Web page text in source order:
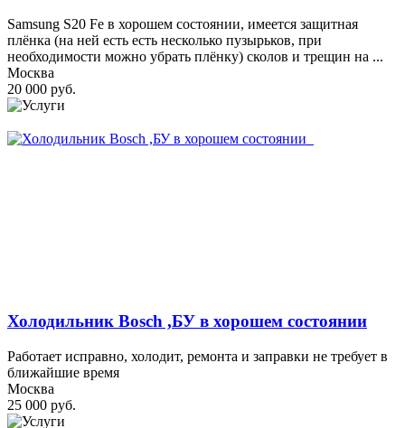
Samsung S20 Fe в хорошем состоянии, имеется защитная
плёнка (на ней есть есть несколько пузырьков, при
необходимости можно убрать плёнку) сколов и трещин на ...
Москва
20 000 руб.
Холодильник Bosch ,БУ в хорошем состоянии
Работает исправно, холодит, ремонта и заправки не требует в
ближайшие время
Москва
25 000 руб.